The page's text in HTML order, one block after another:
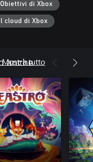
Obiettivi di Xbox
cloud di Xbox
anche
Mostra tutto